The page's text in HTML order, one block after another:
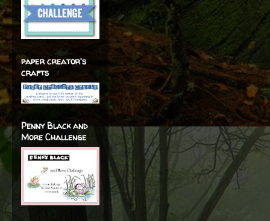
paper creator's
crafts
Penny Black and
More Challenge